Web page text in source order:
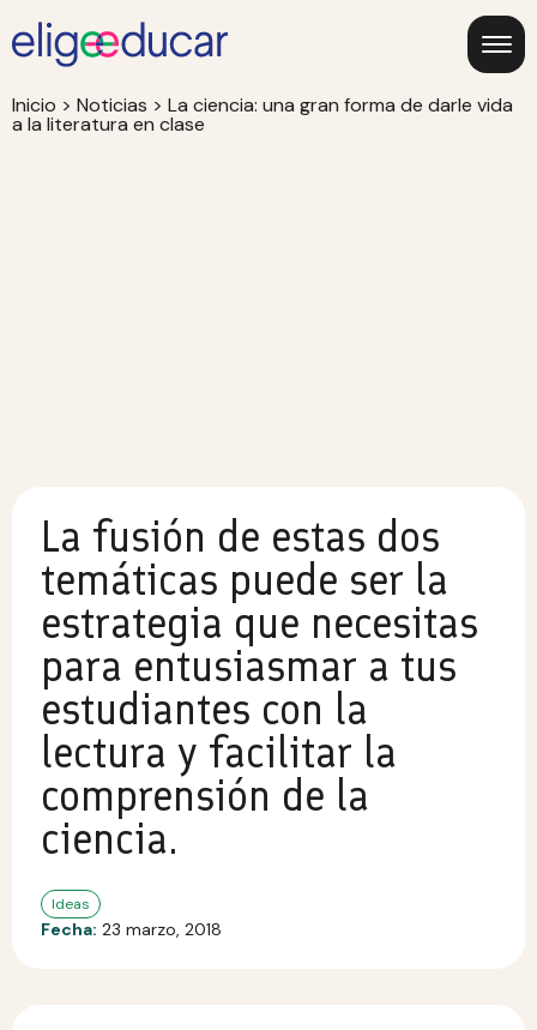
Inicio > Noticias > La ciencia: una gran forma de darle vida
a la literatura en clase
La fusión de estas dos
temáticas puede ser la
estrategia que necesitas
para entusiasmar a tus
estudiantes con la
lectura y facilitar la
comprensión de la
ciencia.
Ideas
Fecha: 23 marzo, 2018